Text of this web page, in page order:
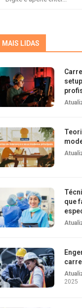
MAIS LIDAS
que
2025